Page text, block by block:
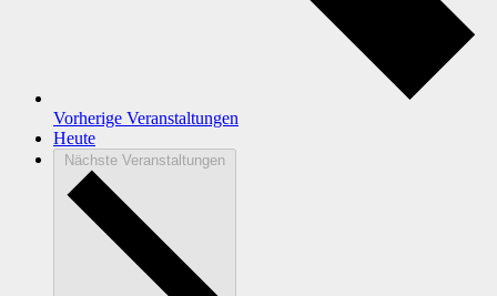
Vorherige Veranstaltungen
Heute
Nächste Veranstaltungen